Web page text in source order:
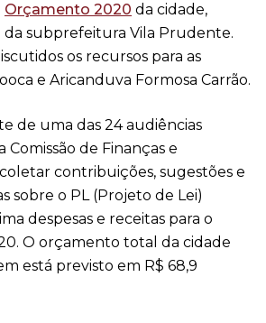
Orçamento 2020 da cidade,
da subprefeitura Vila Prudente.
os recursos para as
e Aricanduva Formosa Carrão.
de uma das 24 audiências
Comissão de Finanças e
contribuições, sugestões e
sobre o PL (Projeto de Lei)
despesas e receitas para o
O orçamento total da cidade
está previsto em R$ 68,9